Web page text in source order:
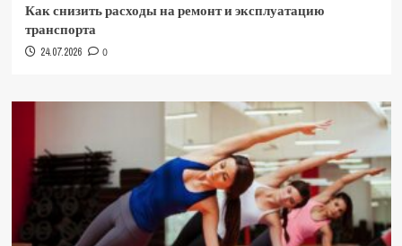
Как снизить расходы на ремонт и эксплуатацию
транспорта
24.07.2026 0